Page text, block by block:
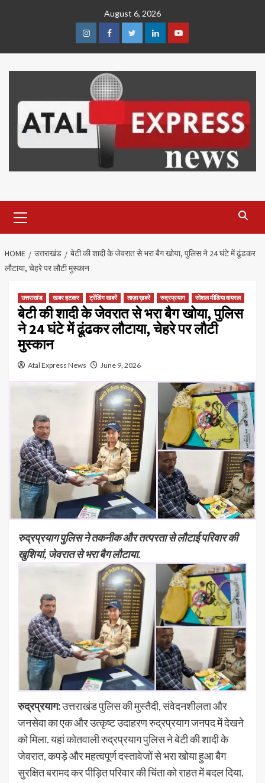
August 6, 2026
InstagramFacebookTwitterLinkedinYoutube
Menu
HOME उत्तराखंड
बेटी की शादी के जेवरात से भरा बैग खोया, पुलिस ने 24 घंटे में ढूंढकर
लौटाया, चेहरे पर लौटी मुस्कान
उत्तराखंड खबर हटकर ट्रेंडिंग खबरें ताज़ा ख़बरें रुद्रप्रयाग सोशल मीडिया वायरल
बेटी की शादी के जेवरात से भरा बैग खोया, पुलिस
ने 24 घंटे में ढूंढकर लौटाया, चेहरे पर लौटी
मुस्कान
Atal Express News June 9, 2026
रुद्रप्रयाग पुलिस ने तकनीक और तत्परता से लौटाई परिवार की
खुशियां, जेवरात से भरा बैग लौटाया.
रुद्रप्रयाग:उत्तराखंड पुलिस की मुस्तैदी, संवेदनशीलता और
जनसेवा का एक और उत्कृष्ट उदाहरण रुद्रप्रयाग जनपद में देखने
को मिला. यहां कोतवाली रुद्रप्रयाग पुलिस ने बेटी की शादी के
जेवरात, कपड़े और महत्वपूर्ण दस्तावेजों से भरा खोया हुआ बैग
सुरक्षित बरामद कर पीड़ित परिवार की चिंता को राहत में बदल दिया.